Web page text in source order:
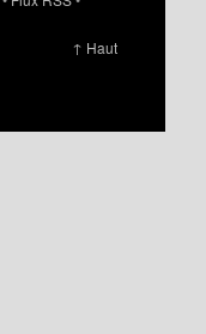
↑ Haut